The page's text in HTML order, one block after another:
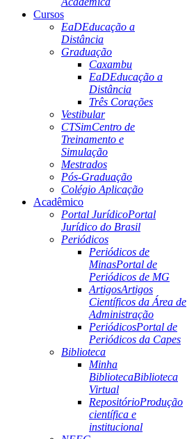
Cursos
EaDEducação a
Distância
Graduação
Caxambu
EaDEducação a
Distância
Três Corações
Vestibular
CTSimCentro de
Treinamento e
Simulação
Mestrados
Pós-Graduação
Colégio Aplicação
Acadêmico
Portal JurídicoPortal
Jurídico do Brasil
Periódicos
Periódicos de
MinasPortal de
Periódicos de MG
ArtigosArtigos
Científicos da Área de
Administração
PeriódicosPortal de
Periódicos da Capes
Biblioteca
Minha
BibliotecaBiblioteca
Virtual
RepositórioProdução
científica e
institucional